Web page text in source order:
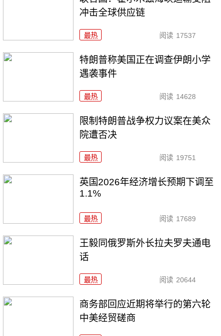
冲击全球供应链
最热 阅读 17537
特朗普称美国正在调查伊朗小学
遇袭事件
最热 阅读 14628
限制特朗普战争权力议案在美众
院遭否决
最热 阅读 19751
英国2026年经济增长预期下调至
1.1%
最热 阅读 17689
王毅同俄罗斯外长拉夫罗夫通电
话
最热 阅读 20644
商务部回应近期将举行的第六轮
中美经贸磋商